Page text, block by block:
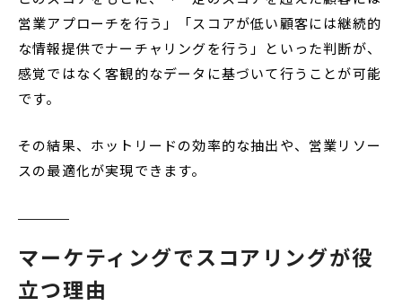
営業アプローチを行う」「スコアが低い顧客には継続的
な情報提供でナーチャリングを行う」といった判断が、
感覚ではなく客観的なデータに基づいて行うことが可能
です。
その結果、ホットリードの効率的な抽出や、営業リソー
スの最適化が実現できます。
マーケティングでスコアリングが役
立つ理由